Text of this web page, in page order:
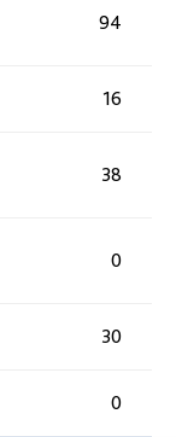
94
16
38
0
30
0